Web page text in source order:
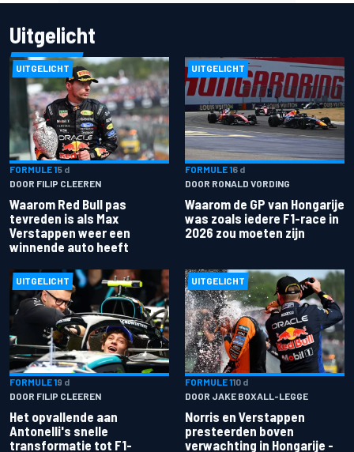
Uitgelicht
UITGELICHT
FORMULE 15 d
DOOR FILIP CLEEREN
Waarom Red Bull pas
tevreden is als Max
Verstappen weer een
winnende auto heeft
UITGELICHT
FORMULE 16 d
DOOR RONALD VORDING
Waarom de GP van Hongarije
was zoals iedere F1-race in
2026 zou moeten zijn
UITGELICHT
FORMULE 19 d
DOOR FILIP CLEEREN
Het opvallende aan
Antonelli's snelle
transformatie tot F1-
UITGELICHT
FORMULE 110 d
DOOR JAKE BOXALL-LEGGE
Norris en Verstappen
presteerden boven
verwachting in Hongarije -